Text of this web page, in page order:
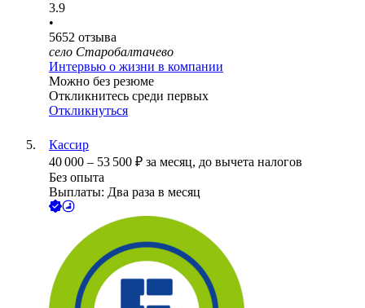
3.9
•
5652 отзыва
село Старобалтачево
Интервью о жизни в компании
Можно без резюме
Откликнитесь среди первых
Откликнуться
Кассир
40 000 – 53 500 ₽ за месяц, до вычета налогов
Без опыта
Выплаты: Два раза в месяц